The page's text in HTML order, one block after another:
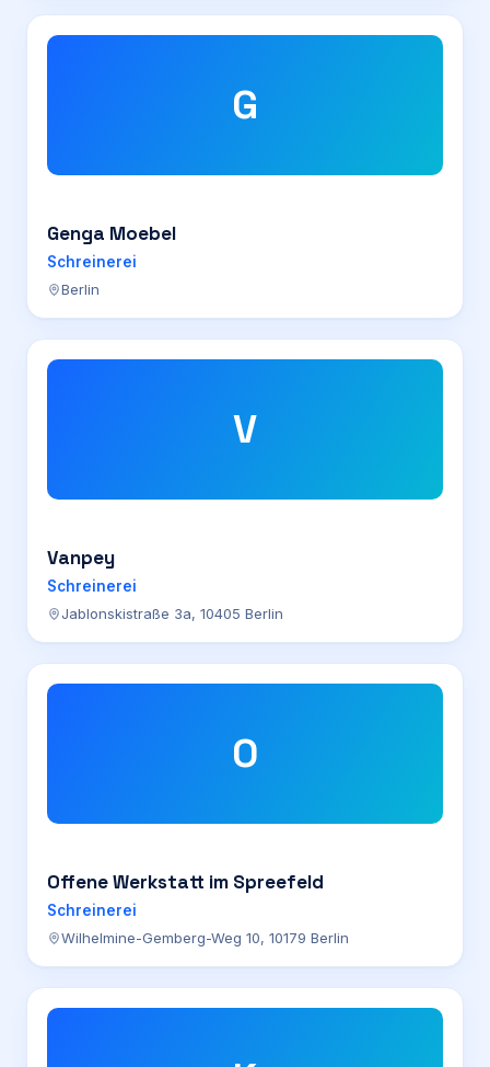
G
Genga Moebel
Schreinerei
Berlin
V
Vanpey
Schreinerei
Jablonskistraße 3a, 10405 Berlin
O
Offene Werkstatt im Spreefeld
Schreinerei
Wilhelmine-Gemberg-Weg 10, 10179 Berlin